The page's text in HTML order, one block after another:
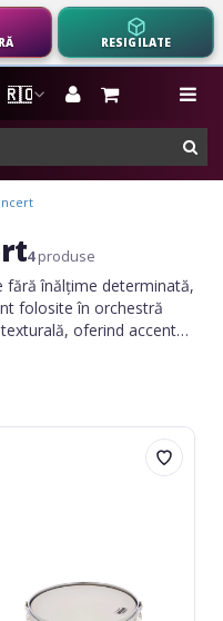
RESIGILATE
🇷🇴
4produse
fără înălțime determinată,
folosite în orchestră
oferind accente
ritmice complexe.